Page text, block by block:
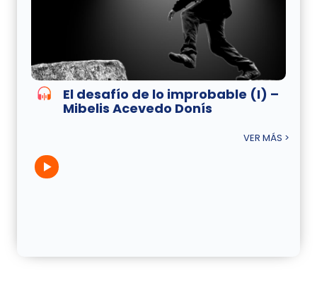
El desafío de lo improbable (I) –
Mibelis Acevedo Donís
VER MÁS >